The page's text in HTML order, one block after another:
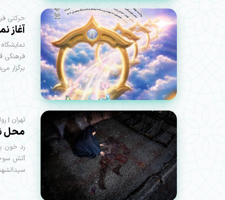
حرکتی
آغاز
برگزار
تهران |
محل
رد خون
آتش
سیدالشهدای